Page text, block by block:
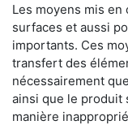
Les moyens mis
surfaces et aussi
importants. Ces
transfert des
nécessairement
ainsi que le produit
manière